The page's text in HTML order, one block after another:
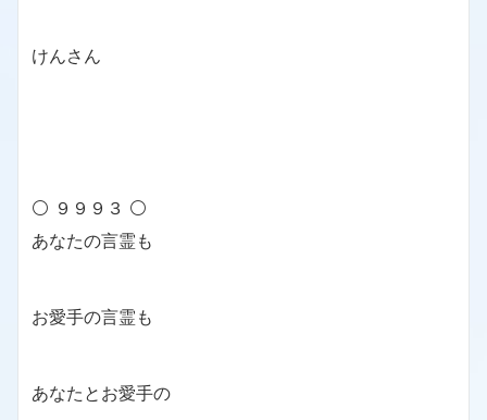
けんさん
⚪ ９９９３ ⚪
あなたの言霊も
お愛手の言霊も
あなたとお愛手の